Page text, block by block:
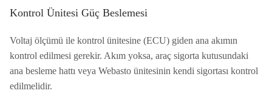
Kontrol Ünitesi Güç Beslemesi
Voltaj ölçümü ile kontrol ünitesine (ECU) giden ana akımın
kontrol edilmesi gerekir. Akım yoksa, araç sigorta kutusundaki
ana besleme hattı veya Webasto ünitesinin kendi sigortası kontrol
edilmelidir.